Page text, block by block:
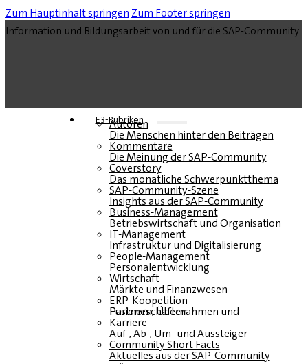
Zum Hauptinhalt springen Zum Footer springen
Information und Bildungsarbeit von und für die SAP-Community
E3-Rubriken
Autoren
Die Menschen hinter den Beiträgen
Kommentare
Die Meinung der SAP-Community
Coverstory
Das monatliche Schwerpunktthema
SAP-Community-Szene
Insights aus der SAP-Community
Business-Management
Betriebswirtschaft und Organisation
IT-Management
Infrastruktur und Digitalisierung
People-Management
Personalentwicklung
Wirtschaft
Märkte und Finanzwesen
ERP-Koopetition
Fusionen, Übernahmen und Partnerschaften
Karriere
Auf-, Ab-, Um- und Aussteiger
Community Short Facts
Aktuelles aus der SAP-Community